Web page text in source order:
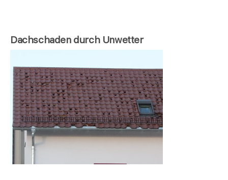
Dachschaden durch Unwetter